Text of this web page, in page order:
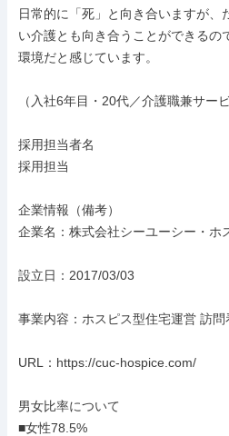
日常的に「死」と向き合いますが、
い介護とも向き合うことができるの
環境だと感じています。
（入社6年目・20代／介護職兼サー
採用担当者名
採用担当
企業情報（備考）
企業名：株式会社シーユーシー・ホ
設立日：2017/03/03
事業内容：ホスピス型住宅運営 訪
URL：https://cuc-hospice.com/
男女比率について
■女性78.5%